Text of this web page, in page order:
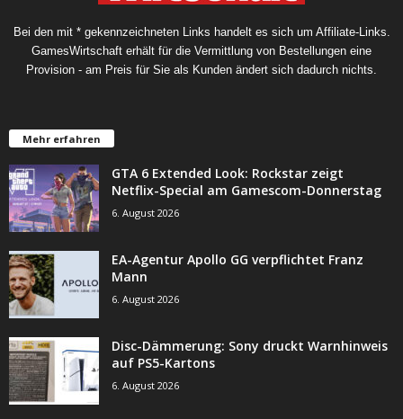
Bei den mit * gekennzeichneten Links handelt es sich um Affiliate-Links.
GamesWirtschaft erhält für die Vermittlung von Bestellungen eine
Provision - am Preis für Sie als Kunden ändert sich dadurch nichts.
Mehr erfahren
GTA 6 Extended Look: Rockstar zeigt
Netflix-Special am Gamescom-Donnerstag
6. August 2026
EA-Agentur Apollo GG verpflichtet Franz
Mann
6. August 2026
Disc-Dämmerung: Sony druckt Warnhinweis
auf PS5-Kartons
6. August 2026